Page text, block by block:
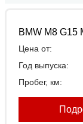
BMW M8 G15
Цена от:
Год выпуска:
Пробег, км: